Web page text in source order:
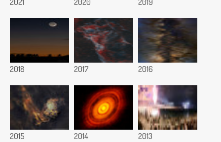
2021 2020 2019
2018 2017 2016
2015 2014 2013